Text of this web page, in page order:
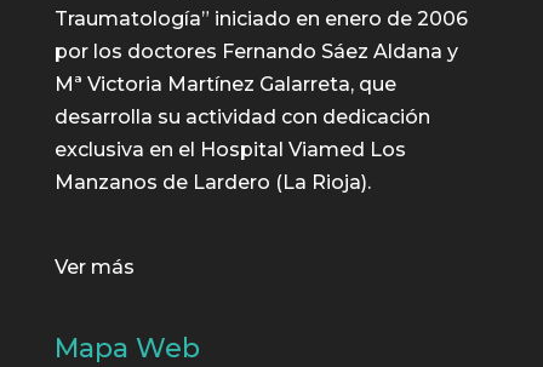
Traumatología” iniciado en enero de 2006
por los doctores Fernando Sáez Aldana y
Mª Victoria Martínez Galarreta, que
desarrolla su actividad con dedicación
exclusiva en el Hospital Viamed Los
Manzanos de Lardero (La Rioja).
Ver más
Mapa Web